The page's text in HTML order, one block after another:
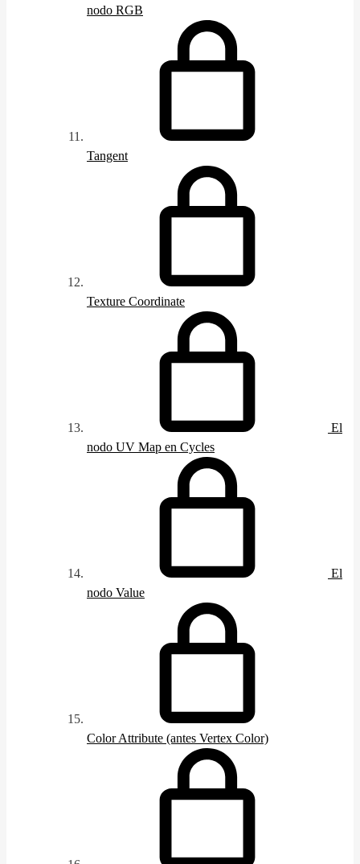
nodo RGB
Tangent
Texture Coordinate
El
nodo UV Map en Cycles
El
nodo Value
Color Attribute (antes Vertex Color)